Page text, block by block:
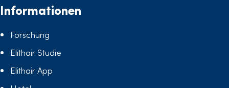
Informationen
Forschung
Elithair Studie
Elithair App